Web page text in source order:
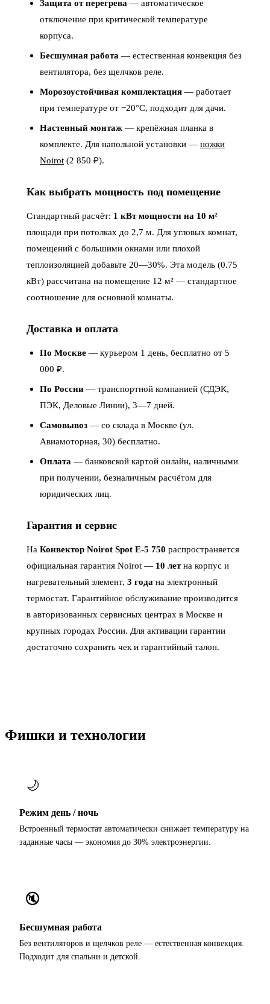
Защита от перегрева — автоматическое
отключение при критической температуре
корпуса.
Бесшумная работа — естественная конвекция без
вентилятора, без щелчков реле.
Морозоустойчивая комплектация — работает
при температуре от −20°C, подходит для дачи.
Настенный монтаж — крепёжная планка в
комплекте. Для напольной установки — ножки
Noirot (2 850 ₽).
Как выбрать мощность под помещение
Стандартный расчёт: 1 кВт мощности на 10 м²
площади при потолках до 2,7 м. Для угловых комнат,
помещений с большими окнами или плохой
теплоизоляцией добавьте 20—30%. Эта модель (0.75
кВт) рассчитана на помещение 12 м² — стандартное
соотношение для основной комнаты.
Доставка и оплата
По Москве — курьером 1 день, бесплатно от 5
000 ₽.
По России — транспортной компанией (СДЭК,
ПЭК, Деловые Линии), 3—7 дней.
Самовывоз — со склада в Москве (ул.
Авиамоторная, 30) бесплатно.
Оплата — банковской картой онлайн, наличными
при получении, безналичным расчётом для
юридических лиц.
Гарантия и сервис
На Конвектор Noirot Spot E-5 750 распространяется
официальная гарантия Noirot — 10 летна корпус и
нагревательный элемент, 3 года на электронный
термостат. Гарантийное обслуживание производится
в авторизованных сервисных центрах в Москве и
крупных городах России. Для активации гарантии
достаточно сохранить чек и гарантийный талон.
Фишки и технологии
🌙
Режим день / ночь
Встроенный термостат автоматически снижает температуру на
заданные часы — экономия до 30% электроэнергии.
🔇
Бесшумная работа
Без вентиляторов и щелчков реле — естественная конвекция.
Подходит для спальни и детской.